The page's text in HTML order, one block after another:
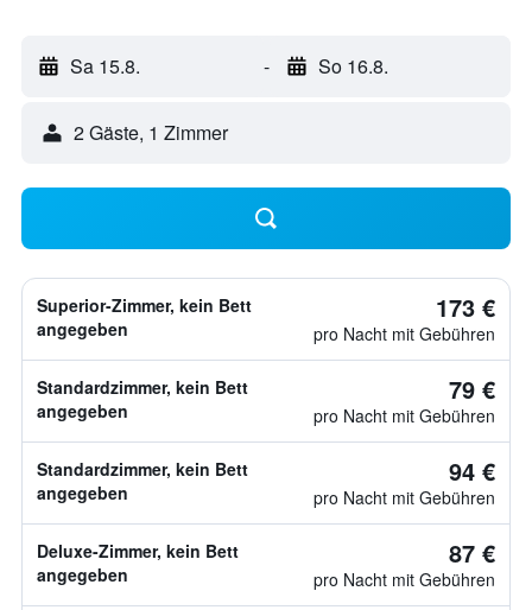
Sa 15.8. - So 16.8.
2 Gäste, 1 Zimmer
Superior-Zimmer, kein Bett
angegeben
173 €
pro Nacht mit Gebühren
Standardzimmer, kein Bett
angegeben
79 €
pro Nacht mit Gebühren
Standardzimmer, kein Bett
angegeben
94 €
pro Nacht mit Gebühren
Deluxe-Zimmer, kein Bett
angegeben
87 €
pro Nacht mit Gebühren